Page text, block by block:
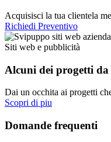
Acquisisci la tua clientela
Richiedi Preventivo
Siti web e pubblicità
Alcuni dei progetti
Dai un occhita ai progetti
Scopri di piu
Domande frequenti